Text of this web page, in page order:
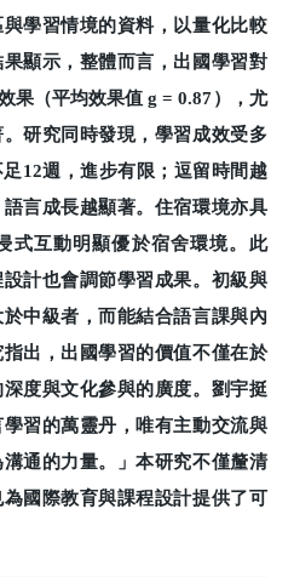
學習情境的資料，以量化比較
顯示，整體而言，出國學習對
果（平均效果值 g = 0.87），尤
研究同時發現，學習成效受多
12週，進步有限；逗留時間越
言成長越顯著。住宿環境亦具
式互動明顯優於宿舍環境。此
計也會調節學習成果。初級與
中級者，而能結合語言課與內
出，出國學習的價值不僅在於
度與文化參與的廣度。劉宇挺
習的萬靈丹，唯有主動交流與
通的力量。」本研究不僅釐清
國際教育與課程設計提供了可